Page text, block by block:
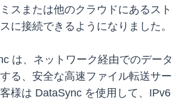
スまたは他のクラウドにあるスト
に接続できるようになりました。
は、ネットワーク経由でのデータ
る、安全な高速ファイル転送サー
様は DataSync を使用して、IPv6